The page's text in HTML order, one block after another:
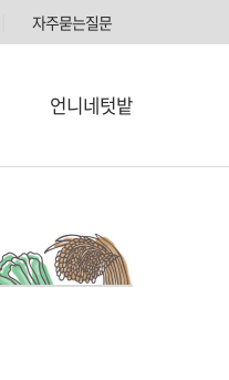
자주묻는질문
언니네텃밭